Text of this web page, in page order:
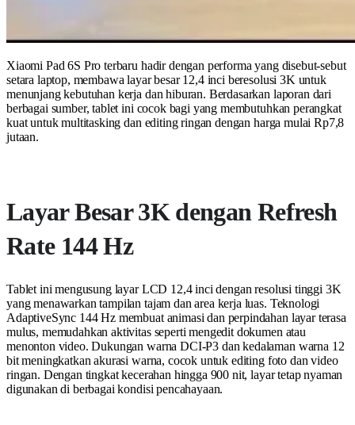
Xiaomi Pad 6S Pro terbaru hadir dengan performa yang disebut-sebut
setara laptop, membawa layar besar 12,4 inci beresolusi 3K untuk
menunjang kebutuhan kerja dan hiburan. Berdasarkan laporan dari
berbagai sumber, tablet ini cocok bagi yang membutuhkan perangkat
kuat untuk multitasking dan editing ringan dengan harga mulai Rp7,8
jutaan.
Layar Besar 3K dengan Refresh
Rate 144 Hz
Tablet ini mengusung layar LCD 12,4 inci dengan resolusi tinggi 3K
yang menawarkan tampilan tajam dan area kerja luas. Teknologi
AdaptiveSync 144 Hz membuat animasi dan perpindahan layar terasa
mulus, memudahkan aktivitas seperti mengedit dokumen atau
menonton video. Dukungan warna DCI-P3 dan kedalaman warna 12
bit meningkatkan akurasi warna, cocok untuk editing foto dan video
ringan. Dengan tingkat kecerahan hingga 900 nit, layar tetap nyaman
digunakan di berbagai kondisi pencahayaan.